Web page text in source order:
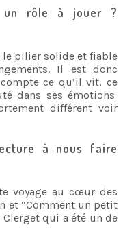
rôle à jouer ?
le pilier solide et fiable
Il est donc
ce qu’il vit, ce
dans ses émotions
différent voir
à nous faire
voyage au cœur des
et “Comment un petit
qui a été un de